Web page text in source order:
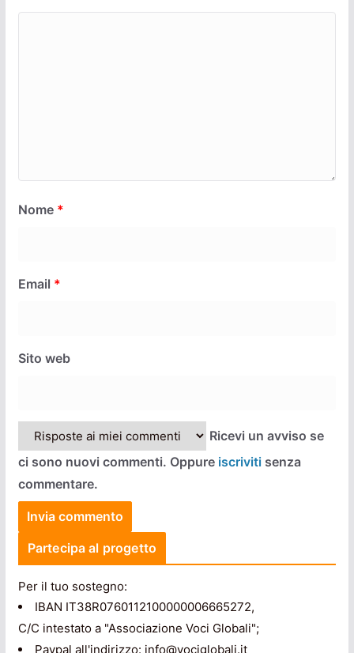
Nome *
Email *
Sito web
Ricevi un avviso se
ci sono nuovi commenti. Oppure iscrivitisenza
commentare.
Partecipa al progetto
Per il tuo sostegno:
IBAN IT38R0760112100000006665272,
C/C intestato a "Associazione Voci Globali";
Paypal all'indirizzo: info@vociglobali.it